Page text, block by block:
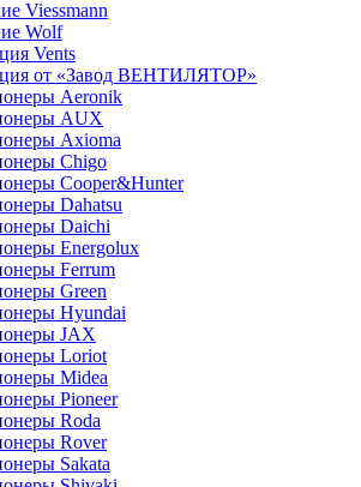
Viessmann
Wolf
Vents
от «Завод ВЕНТИЛЯТОР»
Aeronik
AUX
Axioma
Chigo
Cooper&Hunter
Dahatsu
Daichi
Energolux
Ferrum
Green
Hyundai
JAX
Loriot
Midea
Pioneer
Roda
Rover
Sakata